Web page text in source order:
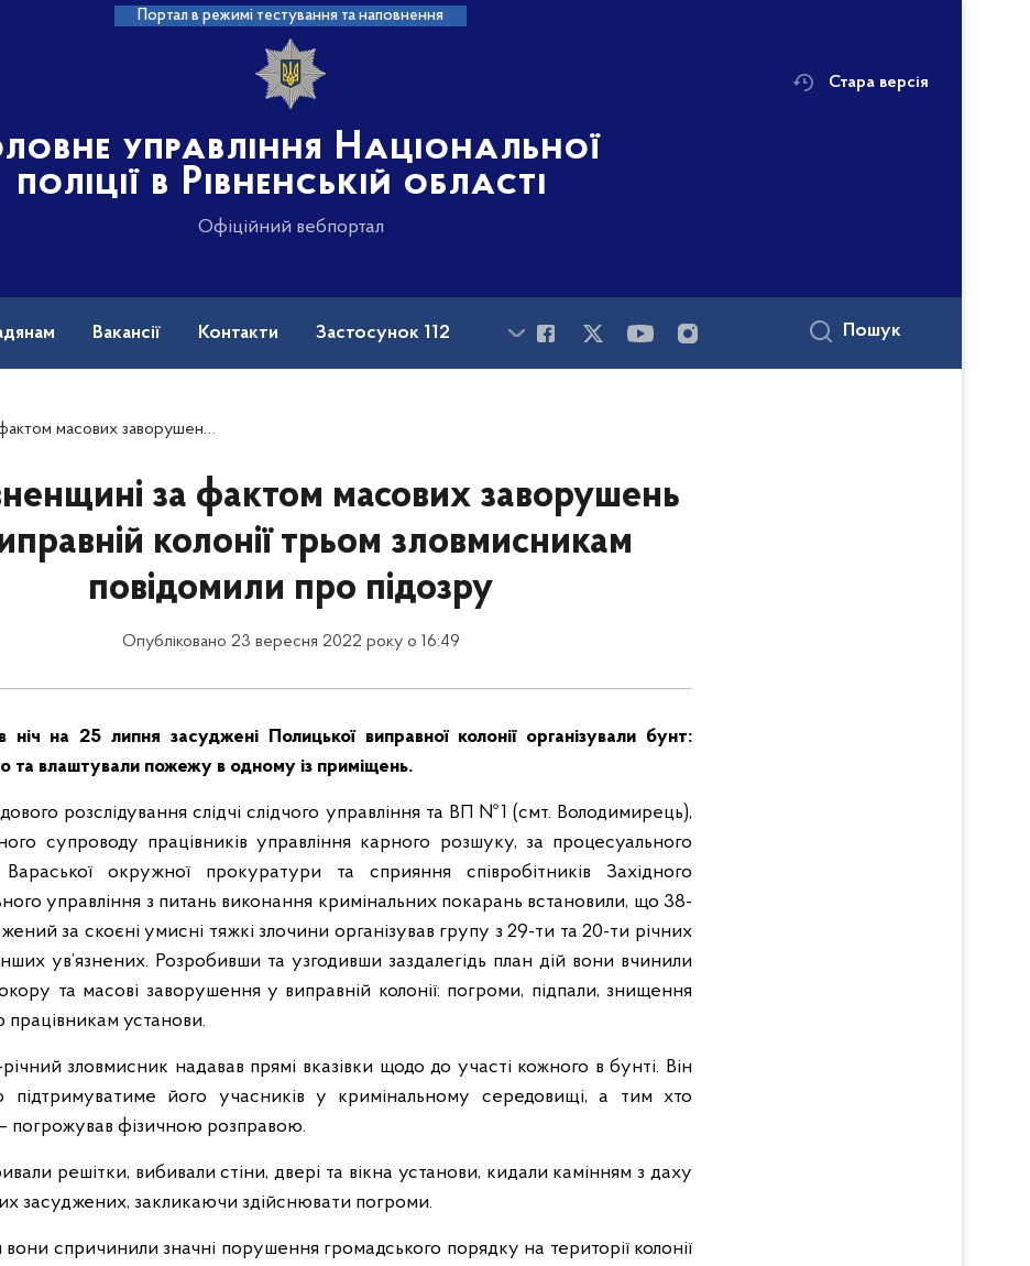
Портал в режимі тестування та наповнення
управління Національної
поліції в Рівненській області
Офіційний вебпортал
Стара версія
Вакансії Контакти Застосунок 112 Пошук
у виправній колонії трьом зловмисникам повідомили про підозру
за фактом масових заворушень
колонії трьом зловмисникам
повідомили про підозру
Опубліковано 23 вересня 2022 року о 16:49
ніч на 25 липня засуджені Полицької виправної колонії організували бунт:
та влаштували пожежу в одному із приміщень.
розслідування слідчі слідчого управління та ВП №1 (смт. Володимирець),
супроводу працівників управління карного розшуку, за процесуального
Вараської окружної прокуратури та сприяння співробітників Західного
управління з питань виконання кримінальних покарань встановили, що 38-
за скоєні умисні тяжкі злочини організував групу з 29-ти та 20-ти річних
інших ув’язнених. Розробивши та узгодивши заздалегідь план дій вони вчинили
та масові заворушення у виправній колонії: погроми, підпали, знищення
працівникам установи.
зловмисник надавав прямі вказівки щодо до участі кожного в бунті. Він
підтримуватиме його учасників у кримінальному середовищі, а тим хто
погрожував фізичною розправою.
решітки, вибивали стіни, двері та вікна установи, кидали камінням з даху
засуджених, закликаючи здійснювати погроми.
вони спричинили значні порушення громадського порядку на території колонії